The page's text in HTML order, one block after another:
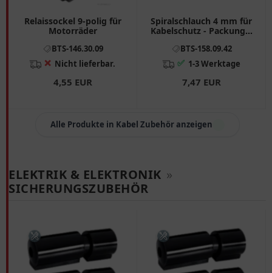
Relaissockel 9-polig für
Motorräder
BTS-146.30.09
❌ Nicht lieferbar.
4,55 EUR
Spiralschlauch 4 mm für
Kabelschutz - Packung 3
BTS-158.09.42
✅ 1-3 Werktage
7,47 EUR
Alle Produkte in Kabel Zubehör anzeigen
ELEKTRIK & ELEKTRONIK »
SICHERUNGSZUBEHÖR